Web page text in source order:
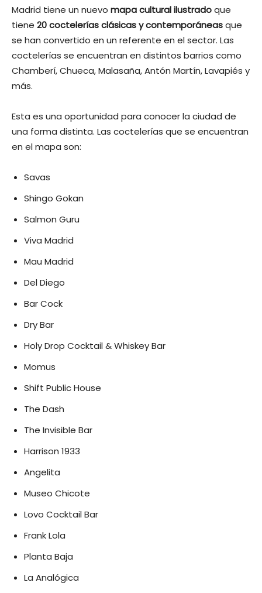
Madrid tiene un nuevo mapa cultural ilustradoque
tiene 20 coctelerías clásicas y contemporáneasque
se han convertido en un referente en el sector. Las
coctelerías se encuentran en distintos barrios como
Chamberí, Chueca, Malasaña, Antón Martín, Lavapiés y
más.
Esta es una oportunidad para conocer la ciudad de
una forma distinta. Las coctelerías que se encuentran
en el mapa son:
Savas
Shingo Gokan
Salmon Guru
Viva Madrid
Mau Madrid
Del Diego
Bar Cock
Dry Bar
Holy Drop Cocktail & Whiskey Bar
Momus
Shift Public House
The Dash
The Invisible Bar
Harrison 1933
Angelita
Museo Chicote
Lovo Cocktail Bar
Frank Lola
Planta Baja
La Analógica